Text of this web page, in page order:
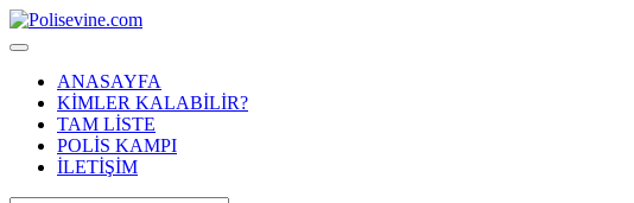
ANASAYFA
KİMLER KALABİLİR?
TAM LİSTE
POLİS KAMPI
İLETİŞİM